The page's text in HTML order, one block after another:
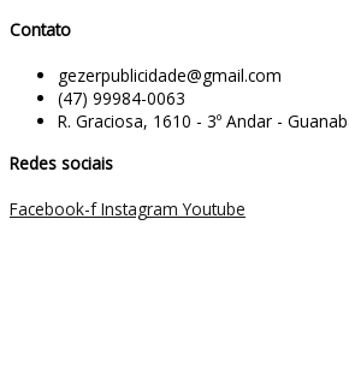
Contato
gezerpublicidade@gmail.com
(47) 99984-0063
R. Graciosa, 1610 - 3º Andar -
Redes sociais
Facebook-f Instagram Youtube